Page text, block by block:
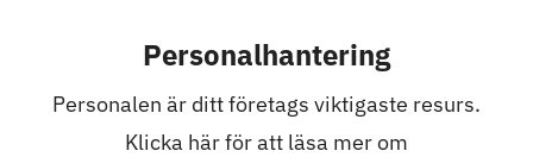
Personalhantering
Personalen är ditt företags viktigaste resurs.
Klicka här för att läsa mer om